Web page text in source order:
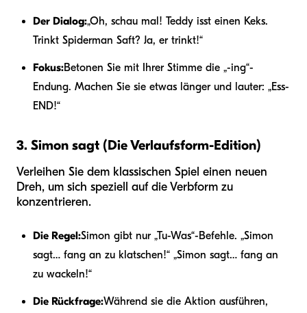
Der Dialog:„Oh, schau mal! Teddy isst einen Keks.
Trinkt Spiderman Saft? Ja, er trinkt!“
Fokus:Betonen Sie mit Ihrer Stimme die „-ing“-
Endung. Machen Sie sie etwas länger und lauter: „Ess-
END!“
3. Simon sagt (Die Verlaufsform-Edition)
Verleihen Sie dem klassischen Spiel einen neuen
Dreh, um sich speziell auf die Verbform zu
konzentrieren.
Die Regel:Simon gibt nur „Tu-Was“-Befehle. „Simon
sagt… fang an zu klatschen!“ „Simon sagt… fang an
zu wackeln!“
Die Rückfrage:Während sie die Aktion ausführen,